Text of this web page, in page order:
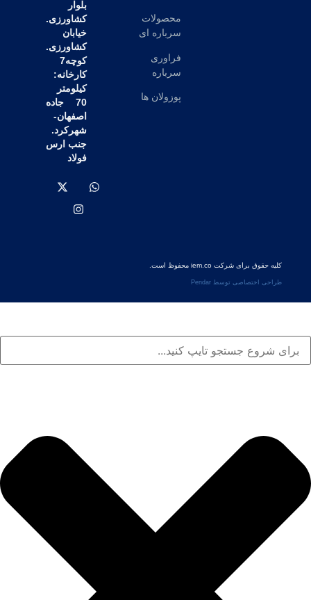
محصولات
سرباره ای
فراوری
سرباره
پوزولان ها
کشاورزی.
خیابان
کشاورزی.
کارخانه:
کیلومتر
70 جاده
اصفهان-
شهرکرد.
جنب ارس
کلیه حقوق برای شرکت iem.co محفوظ است.
طراحی اختصاصی توسط Pendar